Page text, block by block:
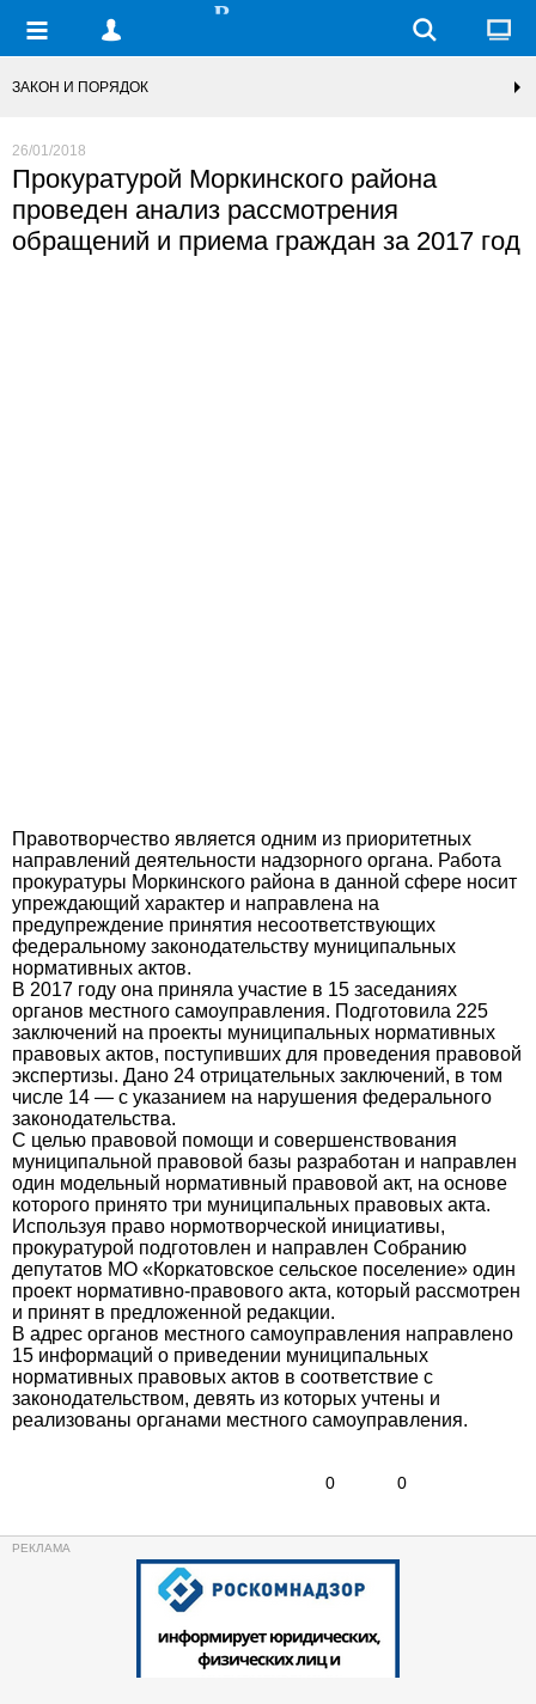
ЗАКОН И ПОРЯДОК
26/01/2018
Прокуратурой Моркинского района
проведен анализ рассмотрения
обращений и приема граждан за 2017 год
Правотворчество является одним из приоритетных
направлений деятельности надзорного органа. Работа
прокуратуры Моркинского района в данной сфере носит
упреждающий характер и направлена на
предупреждение принятия несоответствующих
федеральному законодательству муниципальных
нормативных актов.
В 2017 году она приняла участие в 15 заседаниях
органов местного самоуправления. Подготовила 225
заключений на проекты муниципальных нормативных
правовых актов, поступивших для проведения правовой
экспертизы. Дано 24 отрицательных заключений, в том
числе 14 — с указанием на нарушения федерального
законодательства.
С целью правовой помощи и совершенствования
муниципальной правовой базы разработан и направлен
один модельный нормативный правовой акт, на основе
которого принято три муниципальных правовых акта.
Используя право нормотворческой инициативы,
прокуратурой подготовлен и направлен Собранию
депутатов МО «Коркатовское сельское поселение» один
проект нормативно-правового акта, который рассмотрен
и принят в предложенной редакции.
В адрес органов местного самоуправления направлено
15 информаций о приведении муниципальных
нормативных правовых актов в соответствие с
законодательством, девять из которых учтены и
реализованы органами местного самоуправления.
0 0